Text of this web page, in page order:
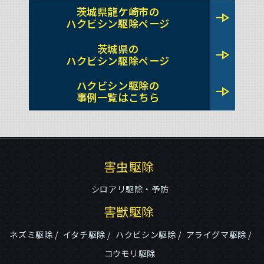
茨城県龍ケ崎市の
ハクビシン駆除ページ
line_end_arrow
茨城県の
ハクビシン駆除ページ
line_end_arrow
ハクビシン駆除の
事例一覧はこちら
line_end_arrow
害虫駆除
シロアリ駆除・予防
害獣駆除
ネズミ駆除 イタチ駆除 ハクビシン駆除
アライグマ駆除
コウモリ駆除